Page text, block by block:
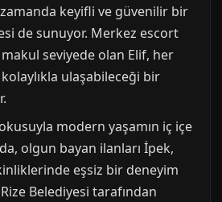
zamanda keyifli ve güvenilir bir
de sunuyor. Merkez escort
seviyede olan Elif, her
ulaşabileceği bir
modern yaşamın iç içe
olgun bayan ilanları İpek,
eşsiz bir deneyim
Belediyesi tarafından